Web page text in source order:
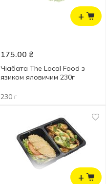
+
175.00 ₴
Чіабата The Local Food з
язиком яловичим 230г
230 г
+